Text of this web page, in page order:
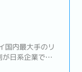
国内最大手のリ
日系企業です